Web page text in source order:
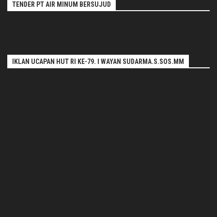
TENDER PT AIR MINUM BERSUJUD
IKLAN UCAPAN HUT RI KE-79. I WAYAN SUDARMA.S.SOS.MM